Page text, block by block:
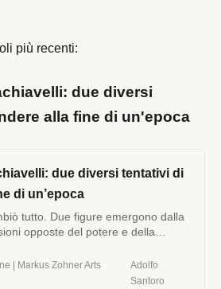
più recenti:
due diversi
alla fine di un'epoca
due diversi tentativi di
di un’epoca
tutto. Due figure emergono dalla
opposte del potere e della
| Markus Zohner Arts
Adolfo
Santoro